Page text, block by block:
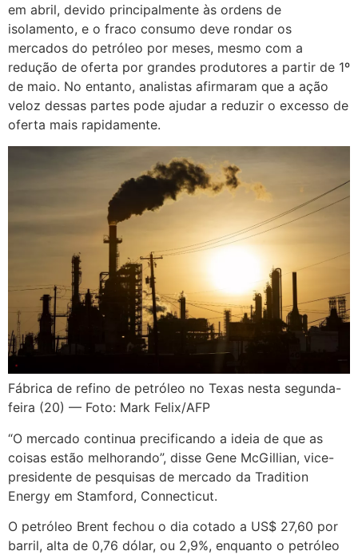
em abril, devido principalmente às ordens de
isolamento, e o fraco consumo deve rondar os
mercados do petróleo por meses, mesmo com a
redução de oferta por grandes produtores a partir de 1º
de maio. No entanto, analistas afirmaram que a ação
veloz dessas partes pode ajudar a reduzir o excesso de
oferta mais rapidamente.
Fábrica de refino de petróleo no Texas nesta segunda-
feira (20) — Foto: Mark Felix/AFP
“O mercado continua precificando a ideia de que as
coisas estão melhorando”, disse Gene McGillian, vice-
presidente de pesquisas de mercado da Tradition
Energy em Stamford, Connecticut.
O petróleo Brent fechou o dia cotado a US$ 27,60 por
barril, alta de 0,76 dólar, ou 2,9%, enquanto o petróleo